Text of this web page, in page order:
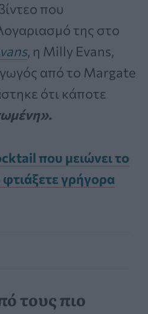
που
της στο
, η Milly Evans,
από το Margate
ότι κάποτε
που μειώνει το
γρήγορα
τους πιο